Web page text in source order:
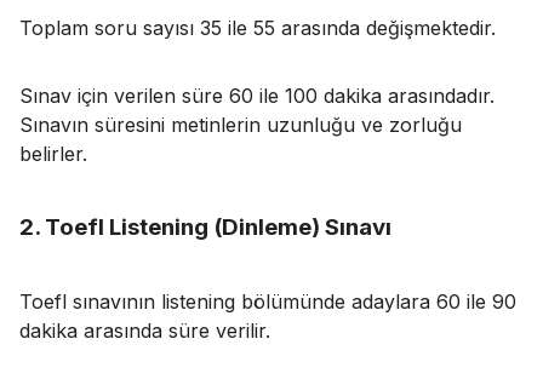
Toplam soru sayısı 35 ile 55 arasında değişmektedir.
Sınav için verilen süre 60 ile 100 dakika arasındadır.
Sınavın süresini metinlerin uzunluğu ve zorluğu
belirler.
2. Toefl Listening (Dinleme) Sınavı
Toefl sınavının listening bölümünde adaylara 60 ile 90
dakika arasında süre verilir.